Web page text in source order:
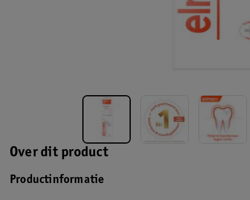
Over dit product
Productinformatie